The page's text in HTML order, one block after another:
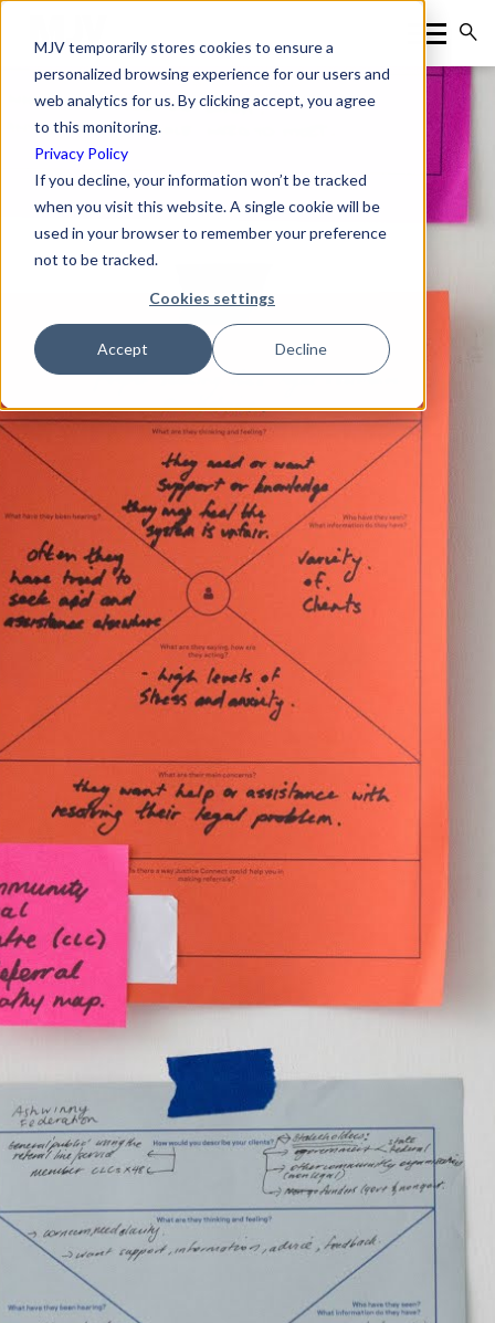
MJV temporarily stores cookies to ensure a
personalized browsing experience for our users and
web analytics for us. By clicking accept, you agree
to this monitoring.
Privacy Policy
If you decline, your information won’t be tracked
when you visit this website. A single cookie will be
used in your browser to remember your preference
not to be tracked.
Cookies settings
Accept Decline